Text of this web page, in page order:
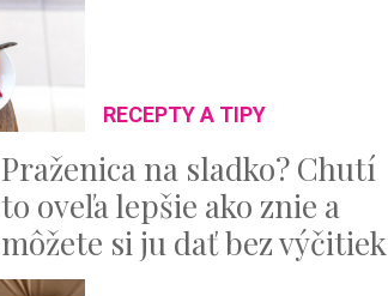
RECEPTY A TIPY
Praženica na sladko? Chutí
to oveľa lepšie ako znie a
môžete si ju dať bez výčitiek